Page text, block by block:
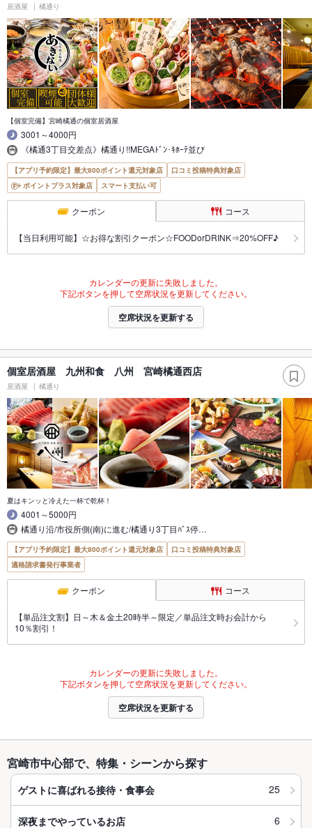
居酒屋 橘通り
【個室完備】宮崎橘通の個室居酒屋
3001～4000円
《橘通3丁目交差点》橘通り!!MEGAﾄﾞﾝ･ｷﾎｰﾃ並び
【アプリ予約限定】最大800ポイント還元対象店
口コミ投稿特典対象店
ポイントプラス対象店
スマート支払い可
クーポン コース
【当日利用可能】☆お得な割引クーポン☆FOODorDRINK⇒20%OFF♪
カレンダーの更新に失敗しました。
下記ボタンを押して空席状況を更新してください。
空席状況を更新する
個室居酒屋 九州和食 八州 宮崎橘通西店
居酒屋 橘通り
夏はキンッと冷えた一杯で乾杯！
4001～5000円
橘通り沿/市役所側(南)に進む/橘通り3丁目ﾊﾞｽ停…
【アプリ予約限定】最大800ポイント還元対象店
口コミ投稿特典対象店
適格請求書発行事業者
クーポン コース
【単品注文割】日～木＆金土20時半～限定／単品注文時お会計から
10％割引！
カレンダーの更新に失敗しました。
下記ボタンを押して空席状況を更新してください。
空席状況を更新する
宮崎市中心部で、特集・シーンから探す
ゲストに喜ばれる接待・食事会 25
深夜までやっているお店 6